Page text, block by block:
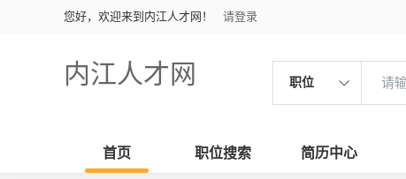
您好，欢迎来到内江人才网！ 请登录
内江人才网 职位
首页 职位搜索 简历中心